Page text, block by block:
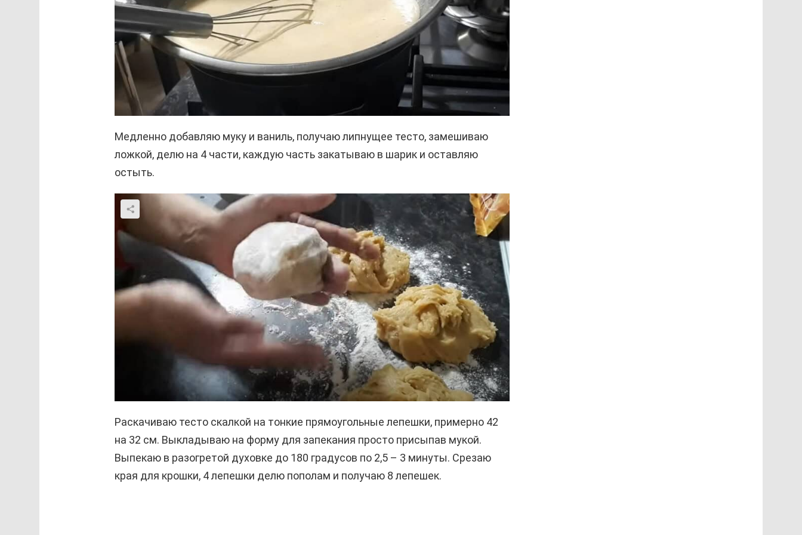
Медленно добавляю муку и ваниль, получаю липнущее тесто, замешиваю
ложкой, делю на 4 части, каждую часть закатываю в шарик и оставляю
остыть.
Раскачиваю тесто скалкой на тонкие прямоугольные лепешки, примерно 42
на 32 см. Выкладываю на форму для запекания просто присыпав мукой.
Выпекаю в разогретой духовке до 180 градусов по 2,5 – 3 минуты. Срезаю
края для крошки, 4 лепешки делю пополам и получаю 8 лепешек.